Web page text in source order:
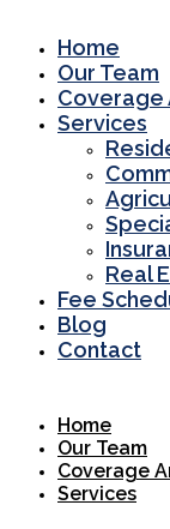
Home
Our Team
Coverage
Services
Real
Fee
Blog
Contact
Home
Our Team
Coverage
Services